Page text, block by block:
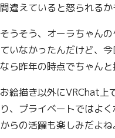
間違えていると怒られるか
そうそう、オーラちゃん
ていなかったんだけど、
なら昨年の時点でちゃん
お絵描き以外にVRChat上
り、プライベートではよ
からの活躍も楽しみだよ